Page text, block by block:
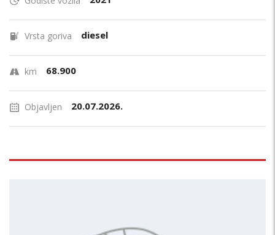
Vrsta goriva diesel
km 68.900
Objavljen 20.07.2026.